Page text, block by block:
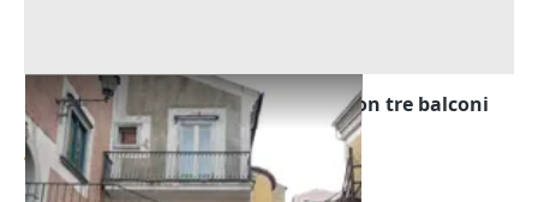
Asta Appartamento su due livelli con tre balconi
Castelnuovo di Conza (Salerno)
Offerta minima
41.438 €